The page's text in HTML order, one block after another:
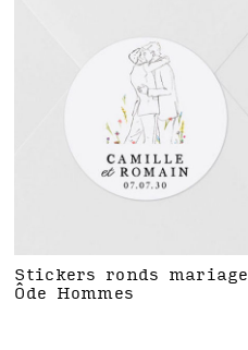
Stickers ronds mariage
Ôde Hommes